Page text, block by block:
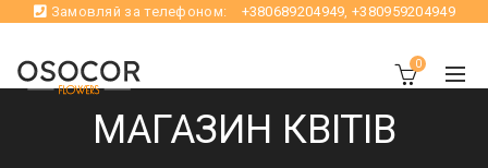
Замовляй за телефоном: +380689204949,+380959204949
0
МАГАЗИН КВІТІВ